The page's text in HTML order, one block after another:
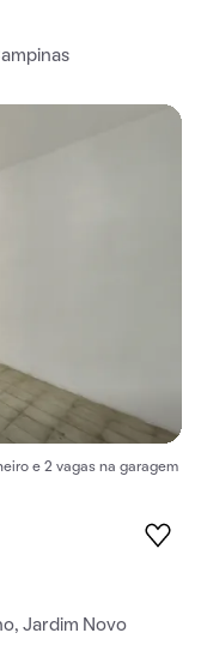
e 2 vagas na garagem
Jardim Novo